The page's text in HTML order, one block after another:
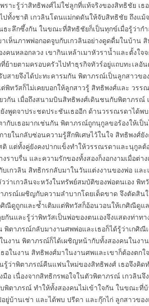
ราะรู้ว่าสิทธิพงศ์ไม่ใช่ลูกที่แท้จริงของสิทธิชัย เธ
ปทั้งชาติ เกวลินโดนแม่กดดันให้จับสิทธิชัย ถึงแ
ธะลึกซึ้งกัน ในขณะที่สิทธิชัยก็เป็นทุกข์เมื่อรู้ว่าก
าเห็นภาพพ่อกอดจูบกับเกวลินอย่างดูดดื่มในบ้าน
คนหลอกลวง เขากินเหล้าเมาหัวราน้ำและตั้งใจ
ย้ายตามครอบครัวไปทำธุรกิจทัวร์อยู่แถบทะเล
สายจึงได้ปะทะคารมกัน พิตาภรณ์เป็นลูกสาวขอ
พิทวัสก็ไม่เคยบอกให้ลูกสาวรู้ สิทธิพงศ์และ วรร
วกัน เมื่อถึงสนามบินสิทธิพงศ์เดินชนกับพิตาภรณ์
งพูดจาประชดประชันเธออีก ด้านวรรณรดาได้พ
กับเธอมากเช่นกัน พิตาภรณ์ถูกนุกูลขอร้องให้เป็
ายในกลับซ่อนความรู้สึกพิเศษไว้ในใจ สิทธิพงศ์ยั
แต่ทั้งคู่ยังคงปากแข็งทำให้วรรณรดาและนุกูล
งราบรื่น และความรักของทั้งสองก็งอกงามเมื่อต่า
เกวลิน สิทธิกรกลับมาในวันแต่งงานของพ่อ และ
วว่าเกวลินจะหวังในทรัพย์สมบัติของพ่อตนเอง พิ
ภรณ์เผชิญกับความลำบากโดยเด็ดขาด จึงตัดสิน
ศิณีดูถูกและซ้ำเติมแต่พิทวัสก็อ้อนวอนให้เกศิณีดูแ
กันและรู้ว่าพิทวัสเป็นพ่อของตนเองจึงแสดงท่าท
พิตาภรณ์กลับมางานศพพ่อและเธอก็ได้รู้ว่าเกศิณี
นงาน พิตาภรณ์ก็ได้เผชิญหน้ากับทั้งสองคนในงา
อในงาน สิทธิพงศ์มาในงานศพและเขาก็ต้องตกใ
นรู้ว่าพิตาภรณ์คืนแฟนใหม่ของสิทธิพงศ์ เธอจึงคิ
มือ เนื่องจากสิทธิกรพอใจในตัวพิตาภรณ์ เกวลินจึ
พิตาภรณ์ ทำให้ทั้งสองคนไม่เข้าใจกัน ในขณะที่
อยู่บ้านเช่า และได้พบ ปรีดา และกุ๊กไก่ ลูกสาวขอ